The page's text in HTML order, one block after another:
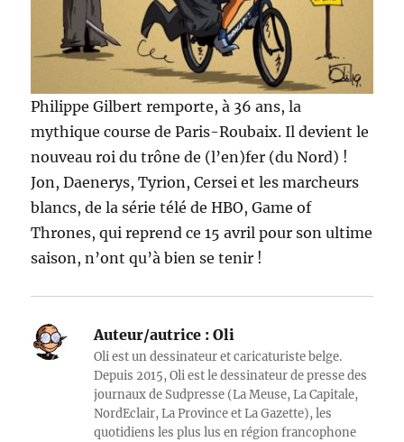
Philippe Gilbert remporte, à 36 ans, la
mythique course de Paris-Roubaix. Il devient le
nouveau roi du trône de (l’en)fer (du Nord) !
Jon, Daenerys, Tyrion, Cersei et les marcheurs
blancs, de la série télé de HBO, Game of
Thrones, qui reprend ce 15 avril pour son ultime
saison, n’ont qu’à bien se tenir !
Auteur/autrice : Oli
Oli est un dessinateur et caricaturiste belge.
Depuis 2015, Oli est le dessinateur de presse des
journaux de Sudpresse (La Meuse, La Capitale,
NordEclair, La Province et La Gazette), les
quotidiens les plus lus en région francophone